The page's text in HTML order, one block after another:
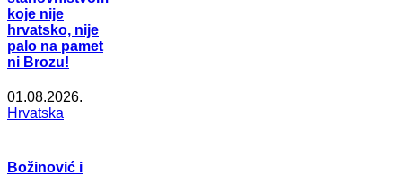
koje nije
hrvatsko, nije
palo na pamet
ni Brozu!
01.08.2026.
Hrvatska
Božinović i